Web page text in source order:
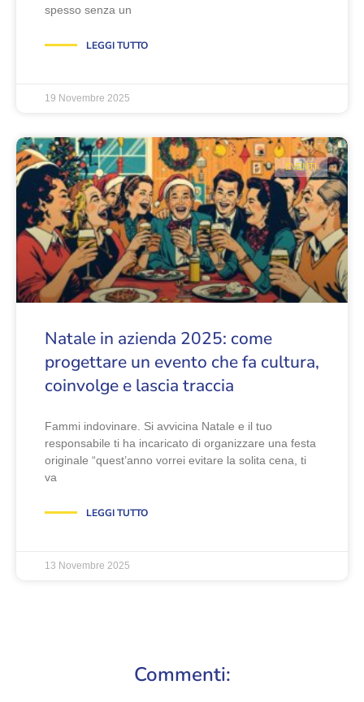
spesso senza un
LEGGI TUTTO
19 Novembre 2025
EVENTI
Natale in azienda 2025: come
progettare un evento che fa cultura,
coinvolge e lascia traccia
Fammi indovinare. Si avvicina Natale e il tuo
responsabile ti ha incaricato di organizzare una festa
originale “quest’anno vorrei evitare la solita cena, ti
va
LEGGI TUTTO
13 Novembre 2025
Commenti: